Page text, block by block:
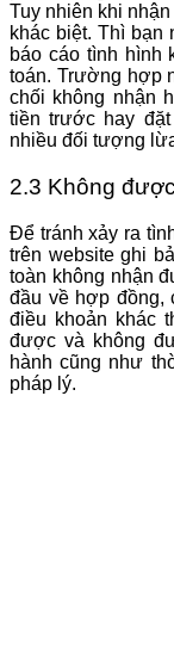
Tuy nhiên khi
khác biệt. Thì
báo cáo tình hình
toán. Trường hợp
chối không nhận
tiền trước hay
nhiều đối tượng
2.3 Không
Để tránh xảy ra
trên website ghi
toàn không nhận
đầu về hợp đồng,
điều khoản khác
được và không
hành cũng như
pháp lý.